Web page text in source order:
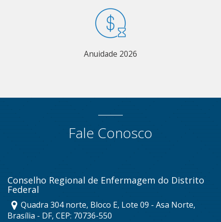
Anuidade 2026
Fale Conosco
Conselho Regional de Enfermagem do Distrito
Federal
Quadra 304 norte, Bloco E, Lote 09 - Asa Norte,
Brasília - DF, CEP: 70736-550